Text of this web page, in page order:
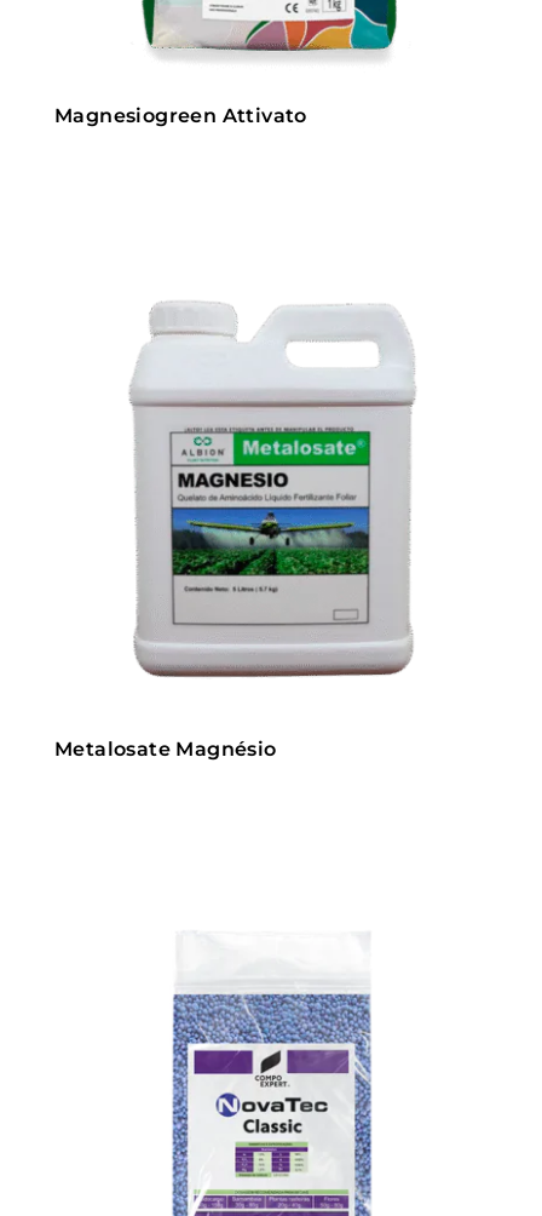
Magnesiogreen Attivato
Metalosate Magnésio